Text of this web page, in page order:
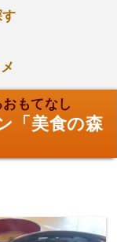
もてなし
「美食の森